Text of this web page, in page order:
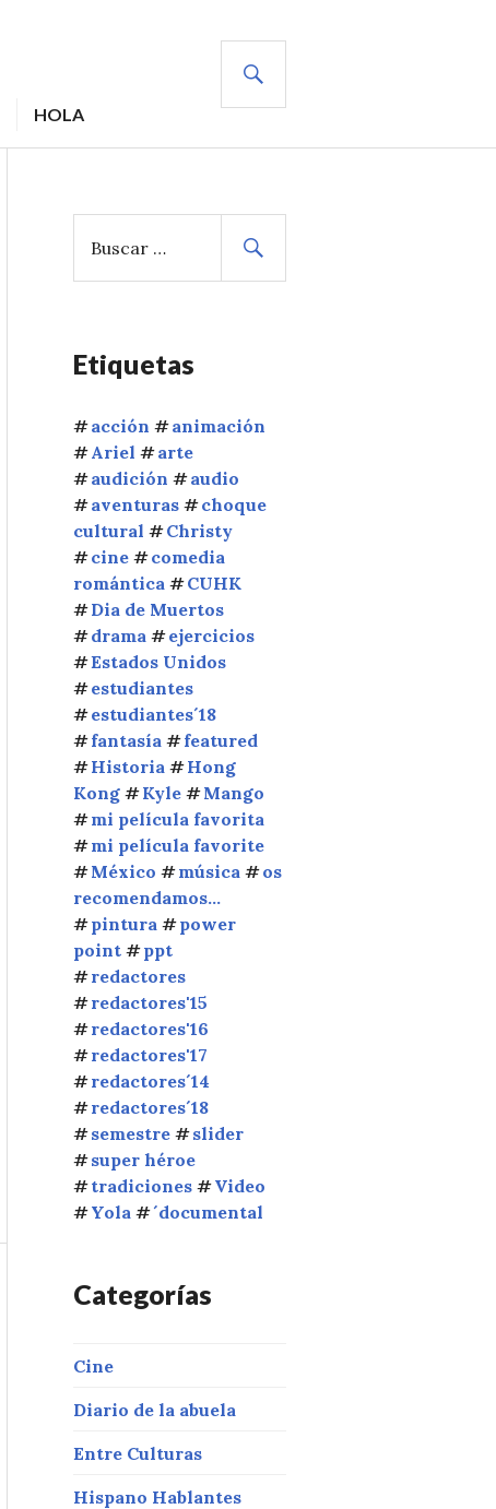
HOLA
s
r
Etiquetas
acción
animación
Ariel
arte
audición
audio
aventuras
choque
cultural
Christy
cine
comedia
romántica
CUHK
Dia de Muertos
drama
ejercicios
Estados Unidos
estudiantes
estudiantes´18
fantasía
featured
Historia
Hong
Kong
Kyle
Mango
mi película favorita
mi película favorite
México
música
os
recomendamos...
pintura
power
point
ppt
redactores
redactores'15
redactores'16
redactores'17
redactores´14
redactores´18
semestre
slider
super héroe
tradiciones
Video
Yola
´documental
Categorías
Cine
Diario de la abuela
Entre Culturas
Hispano Hablantes